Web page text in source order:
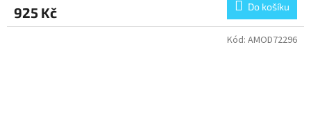
925 Kč Do košíku
Kód: AMOD72296